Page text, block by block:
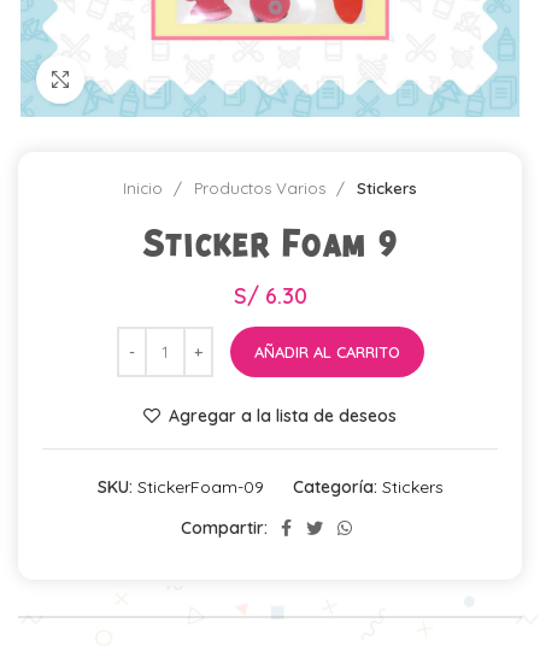
Click para agrandar
Inicio Productos Varios Stickers
Sticker Foam 9
S/6.30
AÑADIR AL CARRITO
Agregar a la lista de deseos
SKU: StickerFoam-09 Categoría: Stickers
Compartir: